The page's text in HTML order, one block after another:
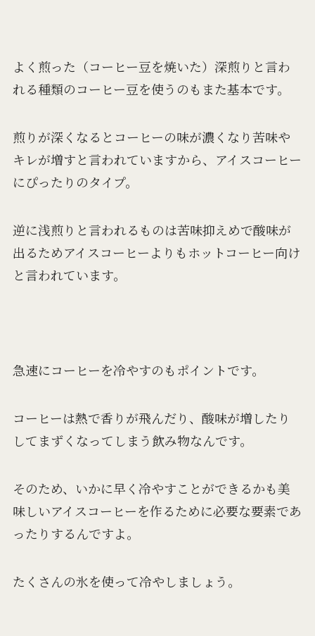
よく煎った（コーヒー豆を焼いた）深煎りと言わ
れる種類のコーヒー豆を使うのもまた基本です。
煎りが深くなるとコーヒーの味が濃くなり苦味や
キレが増すと言われていますから、アイスコーヒー
にぴったりのタイプ。
逆に浅煎りと言われるものは苦味抑えめで酸味が
出るためアイスコーヒーよりもホットコーヒー向け
と言われています。
急速にコーヒーを冷やすのもポイントです。
コーヒーは熱で香りが飛んだり、酸味が増したり
してまずくなってしまう飲み物なんです。
そのため、いかに早く冷やすことができるかも美
味しいアイスコーヒーを作るために必要な要素であ
ったりするんですよ。
たくさんの氷を使って冷やしましょう。